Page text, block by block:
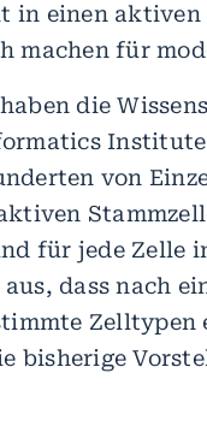
in einen
machen für
die
von
für jede Zelle
dass nach
Zelltypen
bisherige